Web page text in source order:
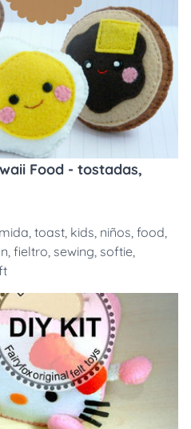
Food - tostadas,
, toast, kids, niños, food,
, fieltro, sewing, softie,